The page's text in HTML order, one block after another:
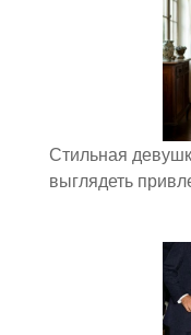
Стильная
выглядеть